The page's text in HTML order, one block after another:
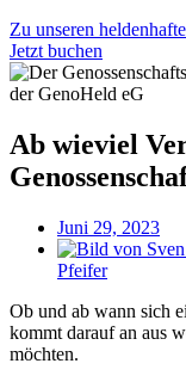
Zu unseren
Jetzt buchen
Ab wieviel
Juni 29, 2023
Pfeifer
Ob und ab wann sich
kommt darauf an aus
möchten.